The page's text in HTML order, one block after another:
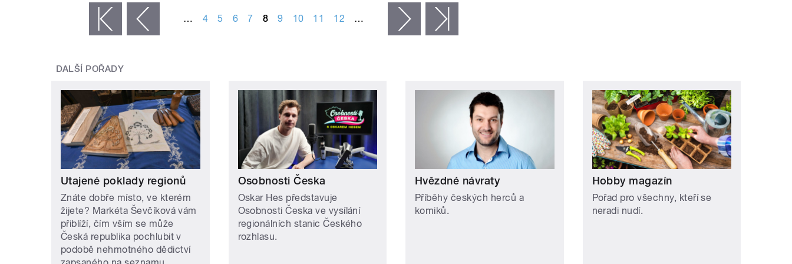
‹ předchozí … 4 5 6 7 8 9 10 11 12 … následující ›
DALŠÍ POŘADY
Utajené poklady regionů
Znáte dobře místo, ve kterém
žijete? Markéta Ševčíková vám
přiblíží, čím vším se může
Česká republika pochlubit v
podobě nehmotného dědictví
Osobnosti Česka
Oskar Hes představuje
Osobnosti Česka ve vysílání
regionálních stanic Českého
rozhlasu.
Hvězdné návraty
Příběhy českých herců a
komiků.
Hobby magazín
Pořad pro všechny, kteří se
neradi nudí.